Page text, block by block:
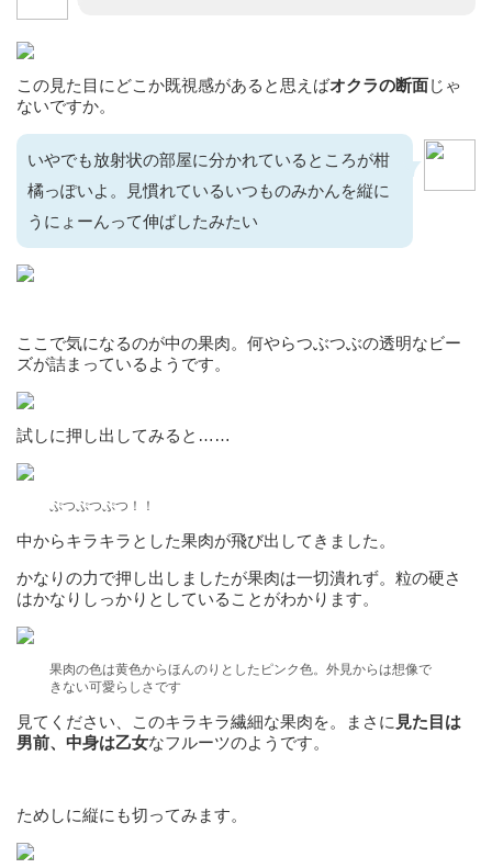
この見た目にどこか既視感があると思えばオクラの断面じゃ
ないですか。
いやでも放射状の部屋に分かれているところが柑
橘っぽいよ。見慣れているいつものみかんを縦に
うにょーんって伸ばしたみたい
ここで気になるのが中の果肉。何やらつぶつぶの透明なビー
ズが詰まっているようです。
試しに押し出してみると……
ぷつぷつぷつ！！
中からキラキラとした果肉が飛び出してきました。
かなりの力で押し出しましたが果肉は一切潰れず。粒の硬さ
はかなりしっかりとしていることがわかります。
果肉の色は黄色からほんのりとしたピンク色。外見からは想像で
きない可愛らしさです
見てください、このキラキラ繊細な果肉を。まさに 見た目は
男前、中身は乙女なフルーツのようです。
ためしに縦にも切ってみます。